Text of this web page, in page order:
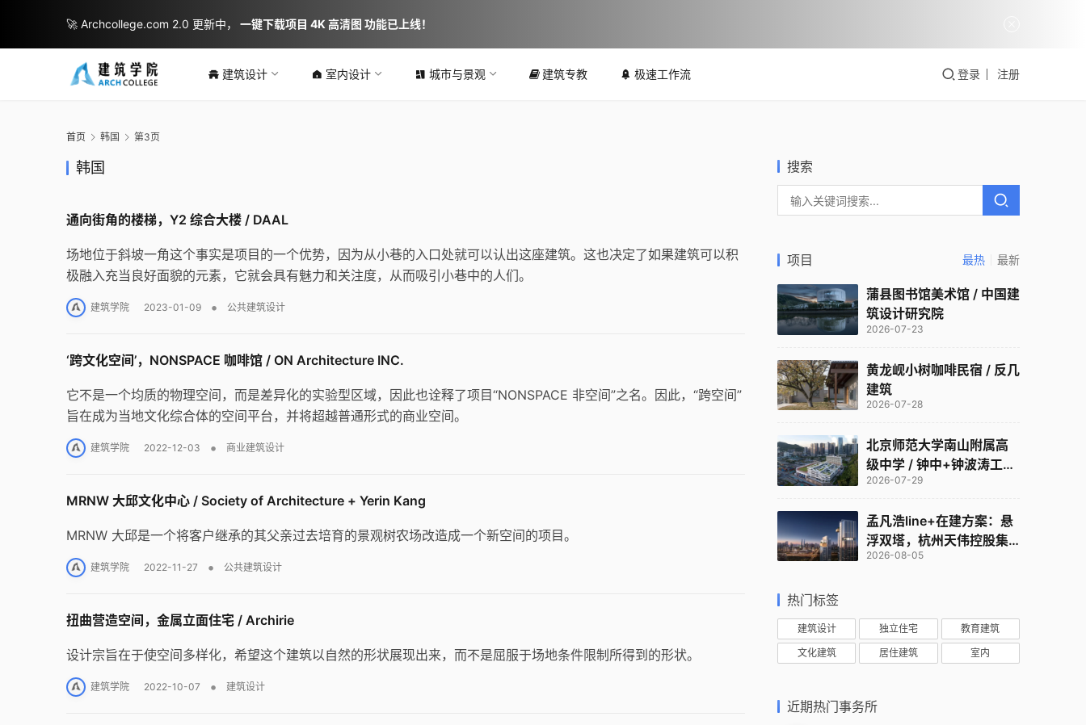
建筑设计 室内设计 城市与景观 建筑专教 极速工作流 登录 注册
首页 韩国 第3页
韩国
通向街角的楼梯，Y2 综合大楼 / DAAL
场地位于斜坡一角这个事实是项目的一个优势，因为从小巷的入口处就可以认出这座建筑。这也决定了如果建筑可以积
极融入充当良好面貌的元素，它就会具有魅力和关注度，从而吸引小巷中的人们。
建筑学院 2023-01-09 • 公共建筑设计
‘跨文化空间’，NONSPACE 咖啡馆 / ON Architecture INC.
它不是一个均质的物理空间，而是差异化的实验型区域，因此也诠释了项目“NONSPACE 非空间”之名。因此，“跨空间”
旨在成为当地文化综合体的空间平台，并将超越普通形式的商业空间。
建筑学院 2022-12-03 • 商业建筑设计
MRNW 大邱文化中心 / Society of Architecture + Yerin Kang
MRNW 大邱是一个将客户继承的其父亲过去培育的景观树农场改造成一个新空间的项目。
建筑学院 2022-11-27 • 公共建筑设计
扭曲营造空间，金属立面住宅 / Archirie
设计宗旨在于使空间多样化，希望这个建筑以自然的形状展现出来，而不是屈服于场地条件限制所得到的形状。
建筑学院 2022-10-07 • 建筑设计
搜索
项目 最热 最新
蒲县图书馆美术馆 / 中国建
筑设计研究院
2026-07-23
黄龙岘小树咖啡民宿 / 反几
建筑
2026-07-28
北京师范大学南山附属高
级中学 / 钟中+钟波涛工作
室
2026-07-29
孟凡浩line+在建方案：悬
浮双塔，杭州天伟控股集
团总部
2026-08-05
热门标签
建筑设计 独立住宅 教育建筑
文化建筑 居住建筑 室内
近期热门事务所
🚀 Archcollege.com 2.0 更新中， 一键下载项目 4K 高清图 功能已上线！